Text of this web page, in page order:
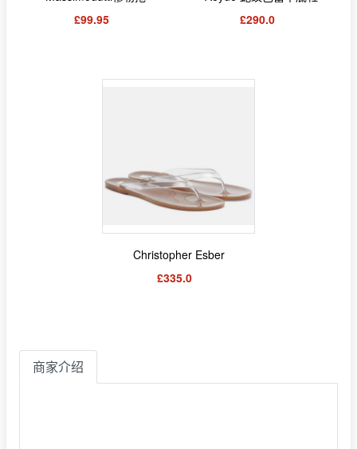
£99.95
£290.0
Christopher Esber
£335.0
商家介绍